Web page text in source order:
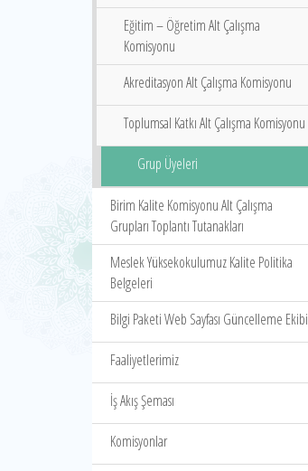
Eğitim – Öğretim Alt Çalışma
Komisyonu
Akreditasyon Alt Çalışma Komisyonu
Toplumsal Katkı Alt Çalışma Komisyonu
Grup Üyeleri
Birim Kalite Komisyonu Alt Çalışma
Grupları Toplantı Tutanakları
Meslek Yüksekokulumuz Kalite Politika
Belgeleri
Bilgi Paketi Web Sayfası Güncelleme Ekibi
Faaliyetlerimiz
İş Akış Şeması
Komisyonlar